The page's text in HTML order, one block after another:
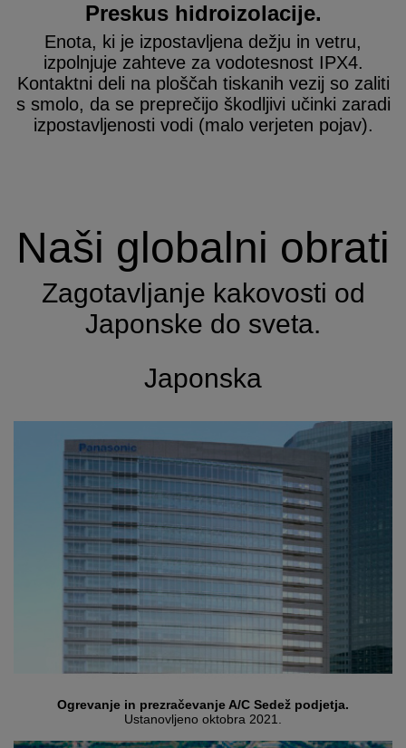
Preskus hidroizolacije.
Enota, ki je izpostavljena dežju in vetru,
izpolnjuje zahteve za vodotesnost IPX4.
Kontaktni deli na ploščah tiskanih vezij so zaliti
s smolo, da se preprečijo škodljivi učinki zaradi
izpostavljenosti vodi (malo verjeten pojav).
Naši globalni obrati
Zagotavljanje kakovosti od
Japonske do sveta.
Japonska
Ogrevanje in prezračevanje A/C Sedež podjetja.
Ustanovljeno oktobra 2021.